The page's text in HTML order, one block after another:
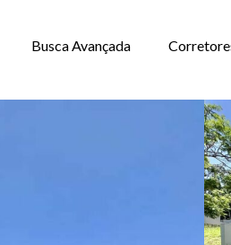
Busca Avançada